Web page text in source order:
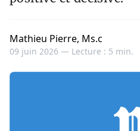
Mathieu Pierre, Ms.c
09 juin 2026 — Lecture : 5 min.